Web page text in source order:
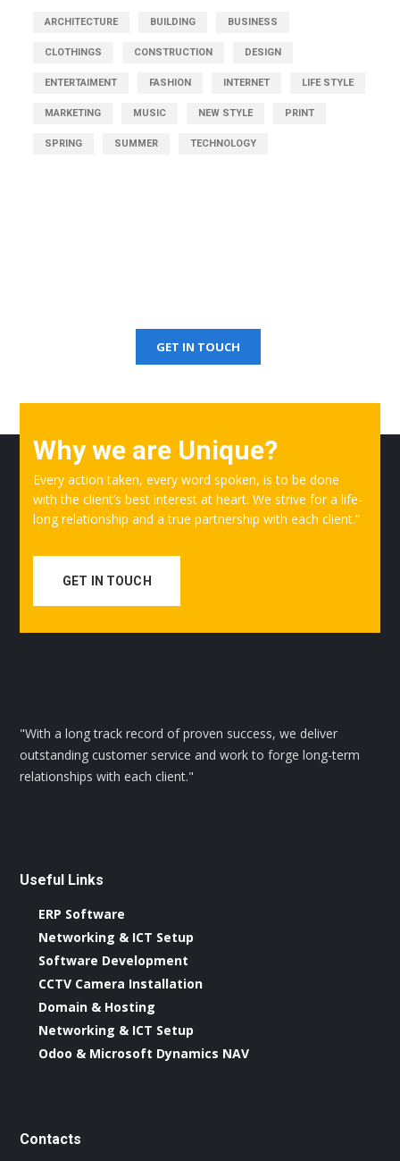
ARCHITECTURE BUILDING BUSINESS
CLOTHINGS CONSTRUCTION DESIGN
ENTERTAIMENT FASHION INTERNET LIFE STYLE
MARKETING MUSIC NEW STYLE PRINT
SPRING SUMMER TECHNOLOGY
GET IN TOUCH
Why we are Unique?
Every action taken, every word spoken, is to be done
with the client’s best interest at heart. We strive for a life-
long relationship and a true partnership with each client.”
GET IN TOUCH
"With a long track record of proven success, we deliver
outstanding customer service and work to forge long-term
relationships with each client."
Useful Links
ERP Software
Networking & ICT Setup
Software Development
CCTV Camera Installation
Domain & Hosting
Networking & ICT Setup
Odoo & Microsoft Dynamics NAV
Contacts